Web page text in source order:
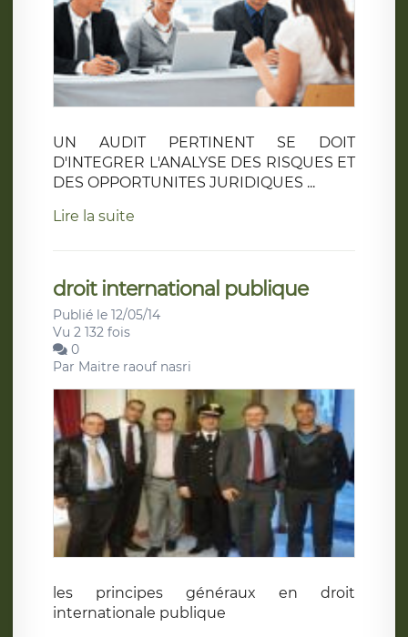
UN AUDIT PERTINENT SE DOIT
D'INTEGRER L'ANALYSE DES RISQUES ET
DES OPPORTUNITES JURIDIQUES ...
Lire la suite
droit international publique
Publié le 12/05/14
Vu 2 132 fois
0
Par Maitre raouf nasri
les principes généraux en droit
internationale publique